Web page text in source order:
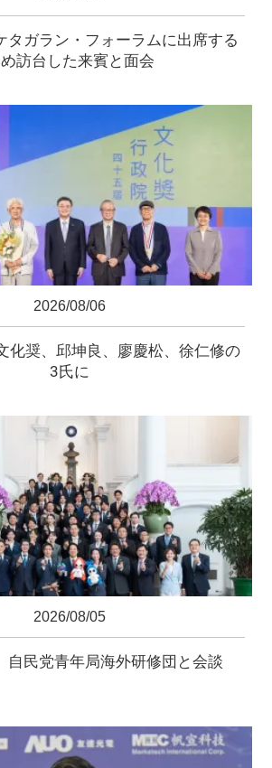
タガラン・フォーラムに出席する
訪台した来賓と面会
2026/08/06
化奨、邱坤良、廖慶松、徐仁修の
3氏に
2026/08/05
自民党青年局海外研修団と会談